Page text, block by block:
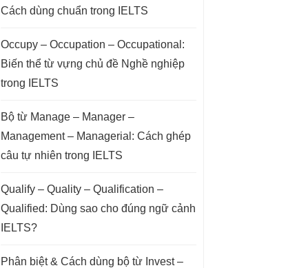
Cách dùng chuẩn trong IELTS
Occupy – Occupation – Occupational:
Biến thể từ vựng chủ đề Nghề nghiệp
trong IELTS
Bộ từ Manage – Manager –
Management – Managerial: Cách ghép
câu tự nhiên trong IELTS
Qualify – Quality – Qualification –
Qualified: Dùng sao cho đúng ngữ cảnh
IELTS?
Phân biệt & Cách dùng bộ từ Invest –